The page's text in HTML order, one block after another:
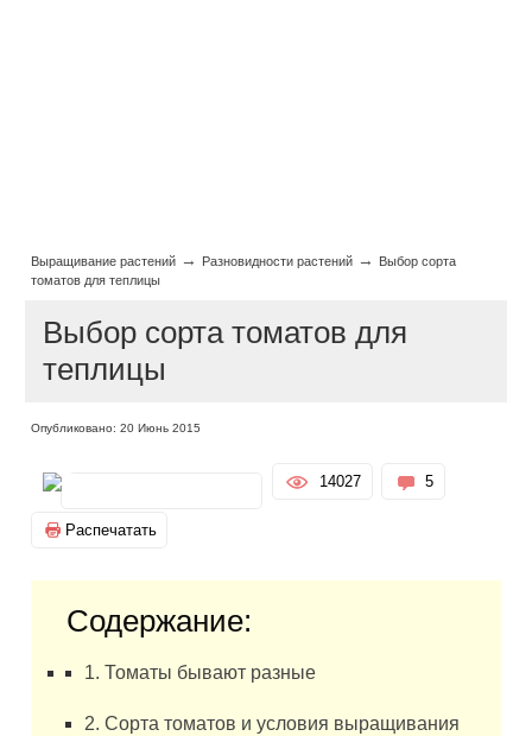
Выращивание растений → Разновидности растений →
Выбор сорта
томатов для теплицы
Выбор сорта томатов для
теплицы
Опубликовано: 20 Июнь 2015
14027 5
Распечатать
Содержание:
1. Томаты бывают разные
2. Сорта томатов и условия выращивания